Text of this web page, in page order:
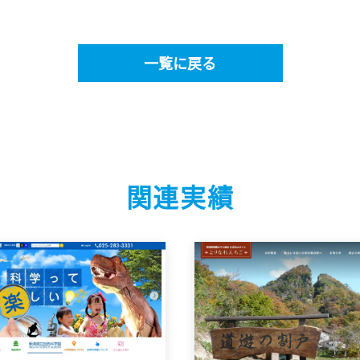
一覧に戻る
関連実績